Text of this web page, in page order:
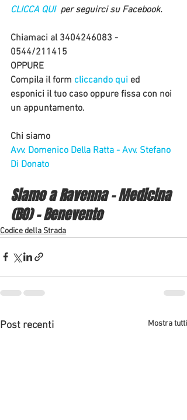
CLICCA QUI per seguirci su Facebook.
Chiamaci al 3404246083 -
0544/211415
OPPURE
Compila il form cliccando qui ed
esponici il tuo caso oppure fissa con noi
un appuntamento.
Chi siamo
Avv. Domenico Della Ratta - Avv. Stefano
Di Donato
Siamo a Ravenna - Medicina
(BO) - Benevento
Codice della Strada
Post recenti Mostra tutti